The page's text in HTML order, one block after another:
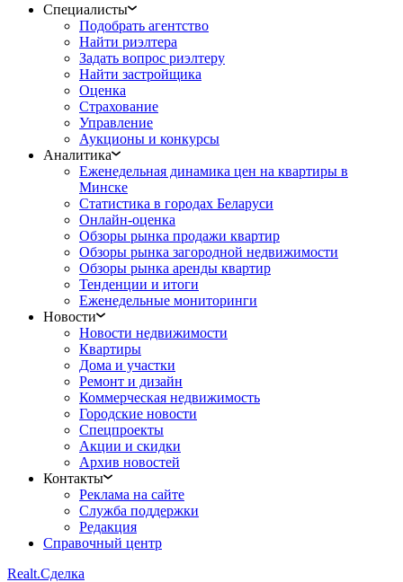
Специалисты
Подобрать агентство
Найти риэлтера
Задать вопрос риэлтеру
Найти застройщика
Оценка
Страхование
Управление
Аукционы и конкурсы
Аналитика
Еженедельная динамика цен на квартиры в
Минске
Статистика в городах Беларуси
Онлайн-оценка
Обзоры рынка продажи квартир
Обзоры рынка загородной недвижимости
Обзоры рынка аренды квартир
Тенденции и итоги
Еженедельные мониторинги
Новости
Новости недвижимости
Квартиры
Дома и участки
Ремонт и дизайн
Коммерческая недвижимость
Городские новости
Спецпроекты
Акции и скидки
Архив новостей
Контакты
Реклама на сайте
Служба поддержки
Редакция
Справочный центр
Realt.Сделка